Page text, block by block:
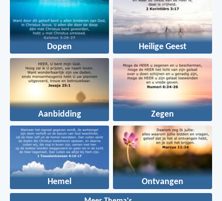
Dopen Heilige Geest
Aanbidding Zegen
Hemel Ontvangen